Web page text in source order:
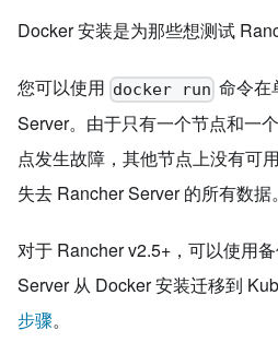
Docker 安装是为那些想测试
您可以使用 docker run 命令在
Server。由于只有一个节点和一
点发生故障，其他节点上没有可
失去 Rancher Server 的所有数据。
对于 Rancher v2.5+，可以使用
Server 从 Docker 安装迁移到
步骤。